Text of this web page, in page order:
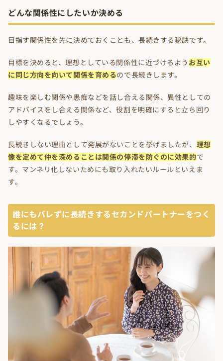
どんな関係性にしたいか決める
目指す関係性を先に決めておくことも、長続きする秘訣です。
目標を決めると、理想としている関係性に近づけるよう お互い
に同じ方向を向いて関係を育めるので長続きします。
趣味を楽しむ関係や愚痴などを話し合える関係、異性としての
アドバイスをし合える関係など、役割を明確にすると立ち回り
しやすくなるでしょう。
長続きしない理由として発展がないことを挙げましたが、 理想
像を定めて仲を深めることは関係の停滞を防ぐのに効果的で
す。マンネリ化しないためにも取り入れたいルールといえま
す。
誰にもバレずに長続きするセカンドパートナーをつく
るには？